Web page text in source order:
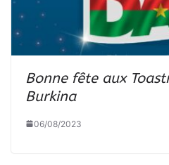
Bonne fête aux
Burkina
06/08/2023